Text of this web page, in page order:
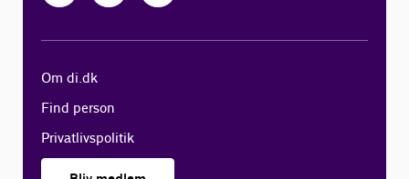
Om di.dk
Find person
Privatlivspolitik